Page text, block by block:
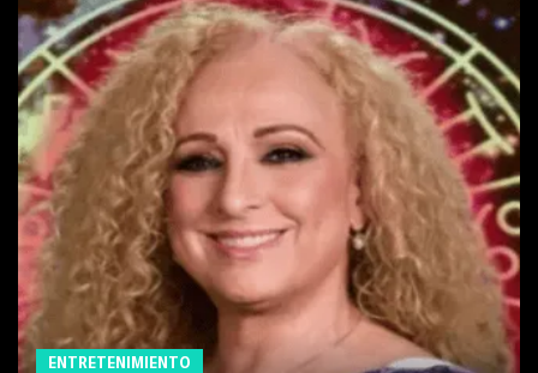
ENTRETENIMIENTO